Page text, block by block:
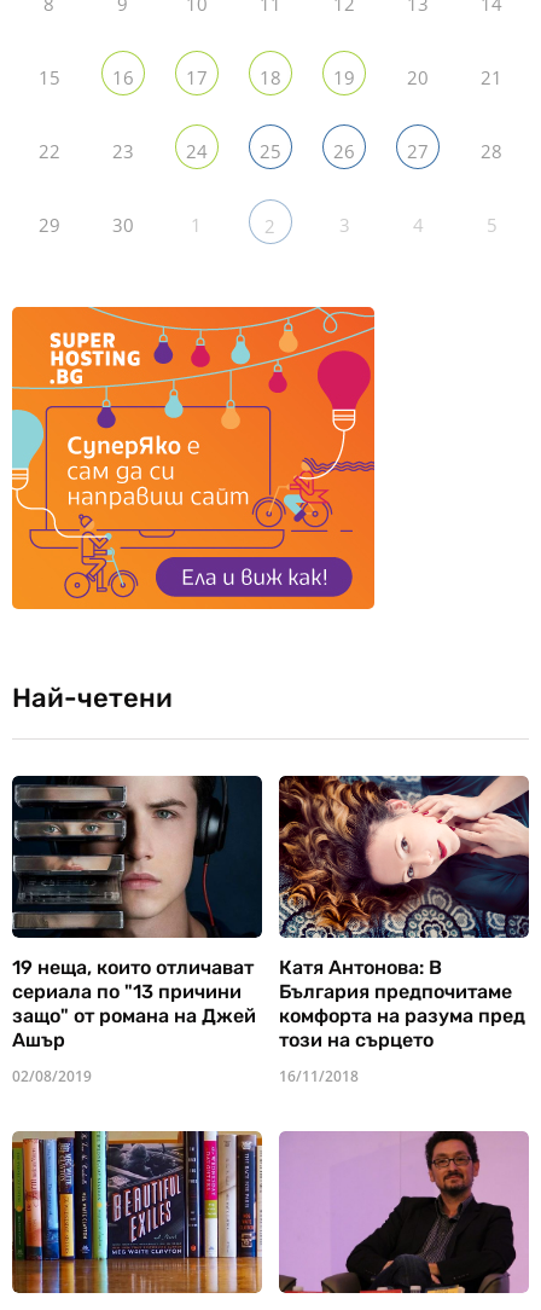
15 16 17 18 19 20 21
22 23 24 25 26 27 28
29 30 1 2 3 4 5
Най-четени
19 неща, които отличават
сериала по "13 причини
защо" от романа на Джей
Ашър
02/08/2019
Катя Антонова: В
България предпочитаме
комфорта на разума пред
този на сърцето
16/11/2018